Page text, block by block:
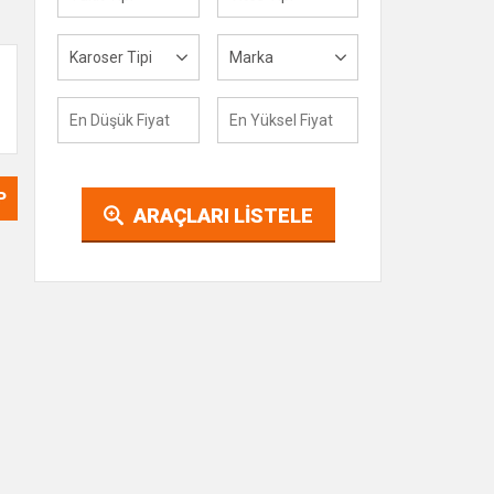
Karoser Tipi Marka
ARAÇLARI LİSTELE